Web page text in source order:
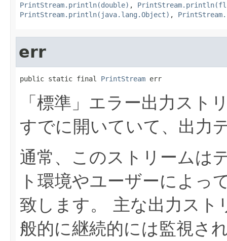
PrintStream.println(double) ,
PrintStream.println(java.lang.Object) ,
err
public static final PrintStream err
「標準」エラー出力スト
すでに開いていて、出力
通常、このストリームは
ト環境やユーザーによっ
致します。
主な出力スト
般的に継続的には監視さ